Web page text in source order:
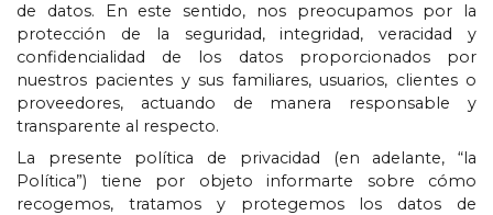
de datos. En este sentido, nos preocupamos por la
protección de la seguridad,integridad,veracidad y
confidencialidad de los datos proporcionados por
nuestros pacientes y sus familiares,usuarios, clientes o
proveedores, actuando de manera responsable y
transparente al respecto.
La presente política de privacidad (en adelante,“la
Política”) tiene por objeto informarte sobre cómo
recogemos, tratamos y protegemos los datos de